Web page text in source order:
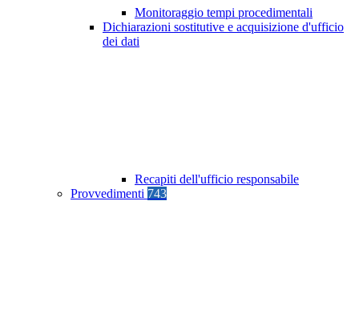
Monitoraggio tempi procedimentali
Dichiarazioni sostitutive e acquisizione d'ufficio
dei dati
Recapiti dell'ufficio responsabile
Provvedimenti 743